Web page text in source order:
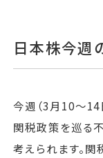
日本株今週
今週（3月10〜14
関税政策を巡る
考えられます。